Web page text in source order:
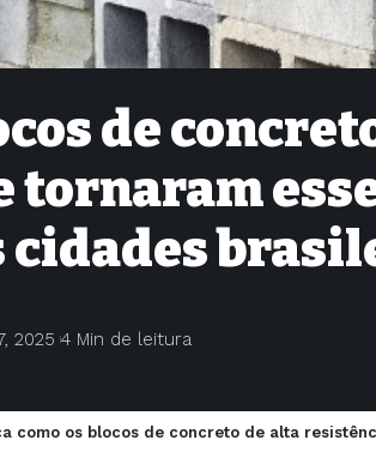
de
tornaram
cidades
2025 4 Min de leitura
como os blocos de concreto de alta